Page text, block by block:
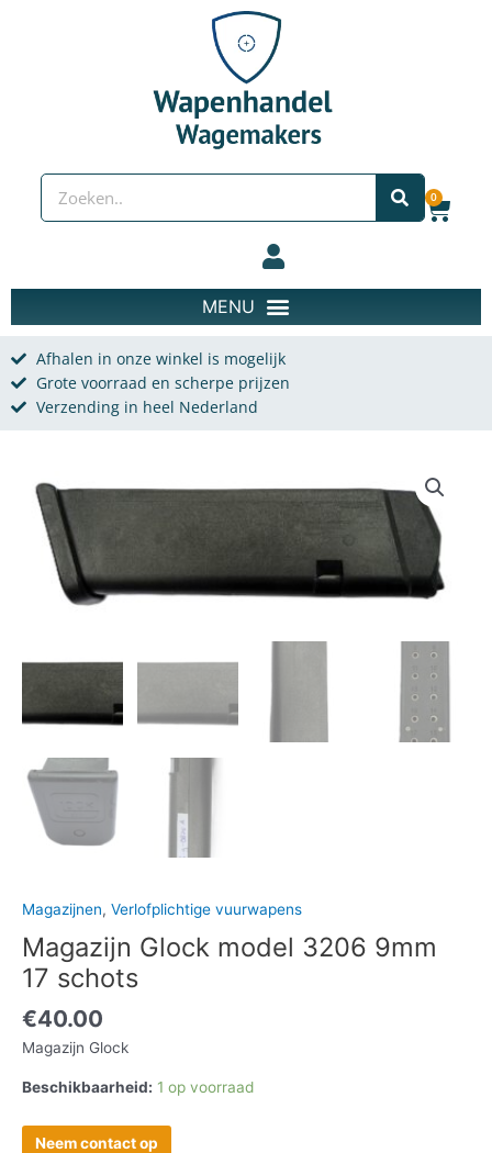
0
Afhalen in onze winkel is mogelijk
Grote voorraad en scherpe prijzen
Verzending in heel Nederland
Magazijnen, Verlofplichtige vuurwapens
Magazijn Glock model 3206 9mm
17 schots
€40.00
Magazijn Glock
Beschikbaarheid: 1 op voorraad
Neem contact op